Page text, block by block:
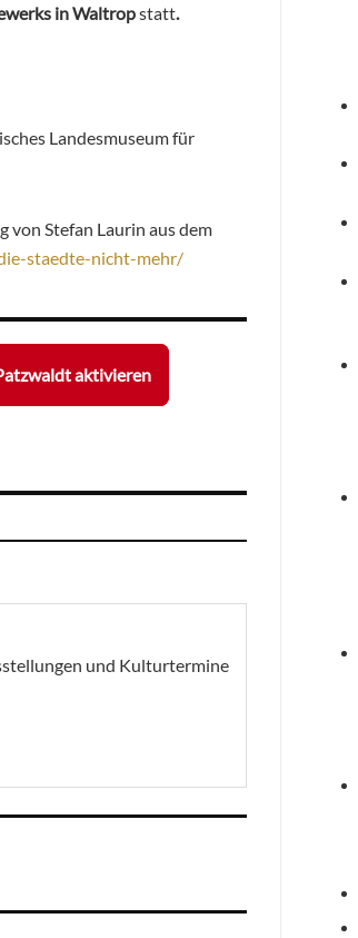
in Waltropstatt.
Landesmuseum für
von Stefan Laurin aus dem
staedte-nicht-mehr/
aktivieren
und Kulturtermine